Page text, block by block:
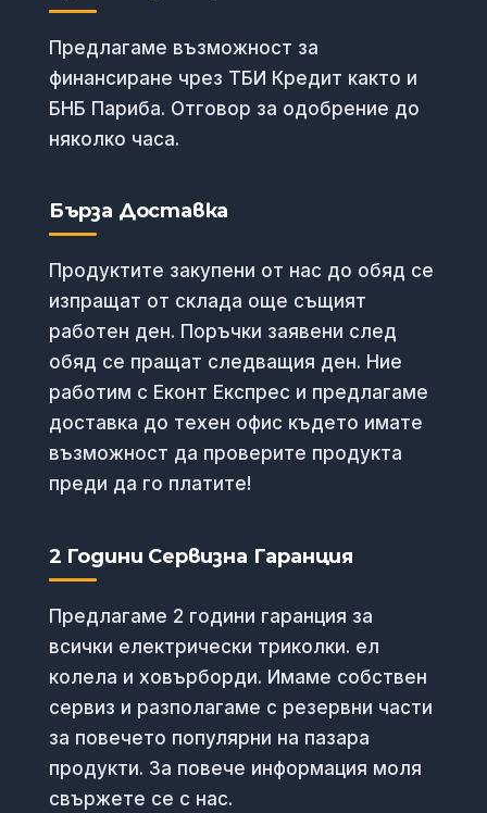
Предлагаме възможност за
финансиране чрез ТБИ Кредит както и
БНБ Париба. Отговор за одобрение до
няколко часа.
Бърза Доставка
Продуктите закупени от нас до обяд се
изпращат от склада още същият
работен ден. Поръчки заявени след
обяд се пращат следващия ден. Ние
работим с Еконт Експрес и предлагаме
доставка до техен офис където имате
възможност да проверите продукта
преди да го платите!
2 Години Сервизна Гаранция
Предлагаме 2 години гаранция за
всички електрически триколки. ел
колела и ховърборди. Имаме собствен
сервиз и разполагаме с резервни части
за повечето популярни на пазара
продукти. За повече информация моля
свържете се с нас.